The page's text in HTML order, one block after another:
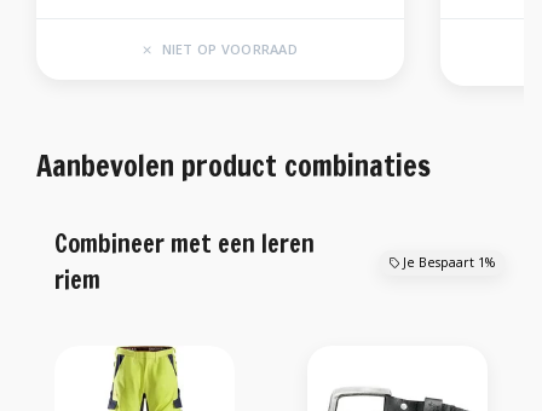
NIET OP VOORRAAD
Aanbevolen product combinaties
Combineer met een leren
riem
Je Bespaart 1%